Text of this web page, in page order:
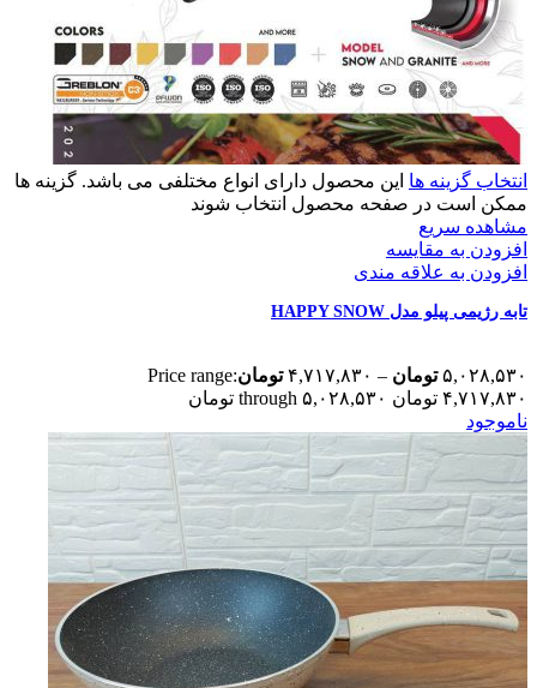
انتخاب گزینه ها این محصول دارای انواع مختلفی می باشد. گزینه ها
ممکن است در صفحه محصول انتخاب شوند
مشاهده سریع
افزودن به مقایسه
افزودن به علاقه مندی
تابه رژیمی پیلو مدل HAPPY SNOW
۵,۰۲۸,۵۳۰ تومان – ۴,۷۱۷,۸۳۰ تومانPrice range:
۴,۷۱۷,۸۳۰ تومان through ۵,۰۲۸,۵۳۰ تومان
ناموجود